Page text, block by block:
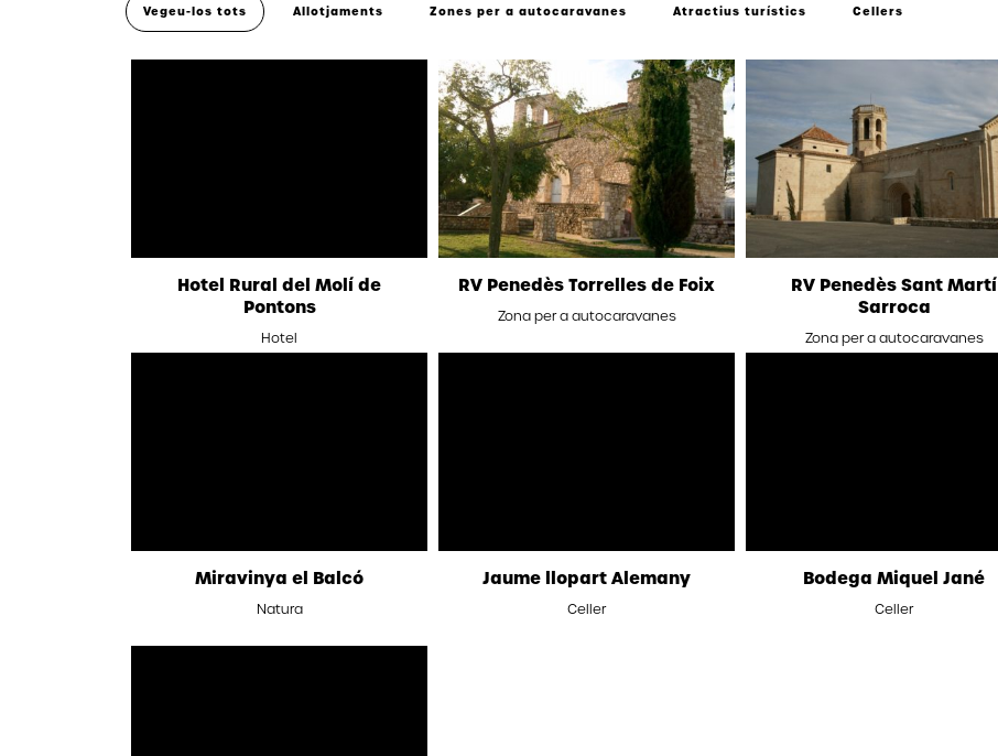
Vegeu-los tots Allotjaments Zones per a autocaravanes Atractius turístics Cellers
Hotel Rural del Molí de
Pontons
Hotel
RV Penedès Torrelles de Foix
Zona per a autocaravanes
RV Penedès Sant Martí
Sarroca
Zona per a autocaravanes
Miravinya el Balcó
Natura
Jaume llopart Alemany
Celler
Bodega Miquel Jané
Celler